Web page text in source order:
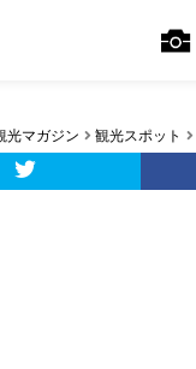
光マガジン 観光スポット